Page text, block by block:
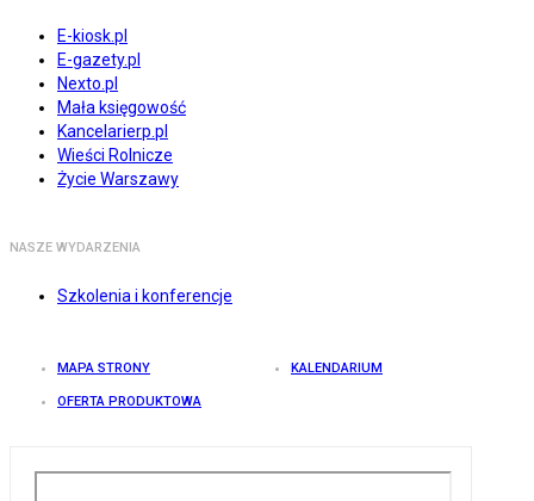
E-kiosk.pl
E-gazety.pl
Nexto.pl
Mała księgowość
Kancelarierp.pl
Wieści Rolnicze
Życie Warszawy
NASZE WYDARZENIA
Szkolenia i konferencje
MAPA STRONY KALENDARIUM
OFERTA PRODUKTOWA